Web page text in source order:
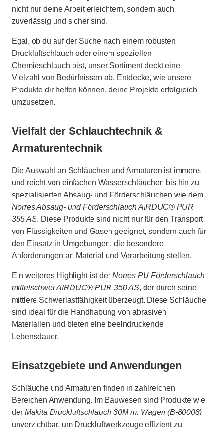
nicht nur deine Arbeit erleichtern, sondern auch
zuverlässig und sicher sind.
Egal, ob du auf der Suche nach einem robusten
Druckluftschlauch oder einem speziellen
Chemieschlauch bist, unser Sortiment deckt eine
Vielzahl von Bedürfnissen ab. Entdecke, wie unsere
Produkte dir helfen können, deine Projekte erfolgreich
umzusetzen.
Vielfalt der Schlauchtechnik &
Armaturentechnik
Die Auswahl an Schläuchen und Armaturen ist immens
und reicht von einfachen Wasserschläuchen bis hin zu
spezialisierten Absaug- und Förderschläuchen wie dem
Norres Absaug- und Förderschlauch AIRDUC® PUR
355 AS. Diese Produkte sind nicht nur für den Transport
von Flüssigkeiten und Gasen geeignet, sondern auch für
den Einsatz in Umgebungen, die besondere
Anforderungen an Material und Verarbeitung stellen.
Ein weiteres Highlight ist der Norres PU Förderschlauch
mittelschwer AIRDUC® PUR 350 AS, der durch seine
mittlere Schwerlastfähigkeit überzeugt. Diese Schläuche
sind ideal für die Handhabung von abrasiven
Materialien und bieten eine beeindruckende
Lebensdauer.
Einsatzgebiete und Anwendungen
Schläuche und Armaturen finden in zahlreichen
Bereichen Anwendung. Im Bauwesen sind Produkte wie
der Makita Druckluftschlauch 30M m. Wagen (B-80008)
unverzichtbar, um Druckluftwerkzeuge effizient zu